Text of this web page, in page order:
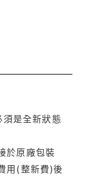
是全新狀態
於原廠包裝
用(整新費)後